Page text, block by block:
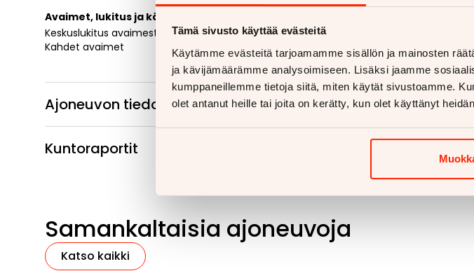
Tämä sivusto käyttää evästeitä
Käytämme evästeitä tarjoamamme sisällön ja mainosten
ja kävijämäärämme analysoimiseen. Lisäksi jaamme
kumppaneillemme tietoja siitä, miten käytät sivustoamme.
olet antanut heille tai joita on kerätty, kun olet käyttänyt
Avaimet, lukitus ja käynnistys
Keskuslukitus avaimesta
Kahdet avaimet
Ajoneuvon tiedot
Kuntoraportit
Samankaltaisia ajoneuvoja
Katso kaikki